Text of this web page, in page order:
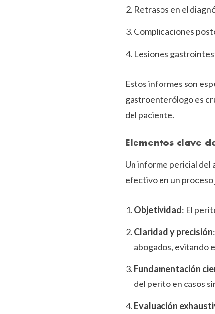
Retrasos en el
Complicaciones
Lesiones
Estos informes son
gastroenterólogo es
del paciente.
Elementos clave
Un informe pericial del
efectivo en un proceso
Objetividad: El
Claridad y precisión
abogados, evitando
Fundamentación
del perito en casos
Evaluación